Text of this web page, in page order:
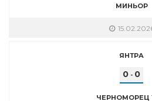
МИНЬОР
ЯНТРА
0 - 0
ЧЕРНОМОРЕЦ